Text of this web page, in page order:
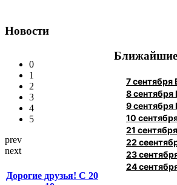
Новости
0
1
2
3
4
5
prev
next
Дорогие друзья! С 20
7
8
9
10
21
22
23
24